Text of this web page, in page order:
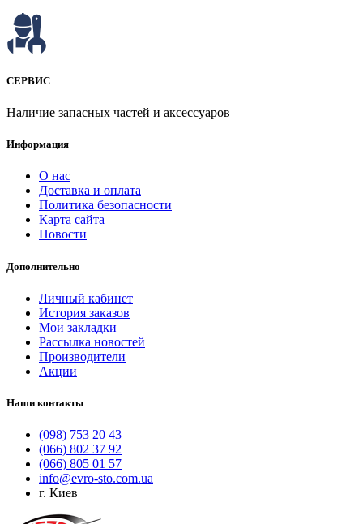
СЕРВИС
Наличие запасных частей и аксессуаров
Информация
О нас
Доставка и оплата
Политика безопасности
Карта сайта
Новости
Дополнительно
Личный кабинет
История заказов
Мои закладки
Рассылка новостей
Производители
Акции
Наши контакты
(098) 753 20 43
(066) 802 37 92
(066) 805 01 57
info@evro-sto.com.ua
г. Киев